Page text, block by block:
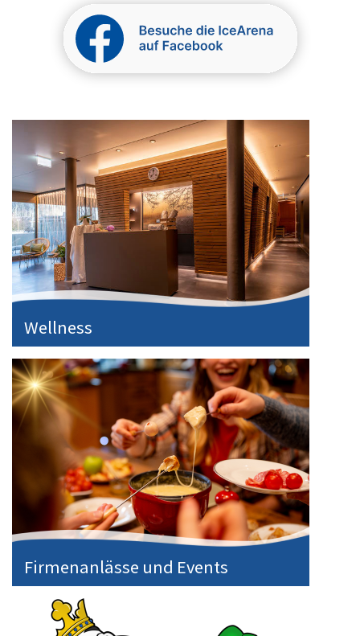
Wellness
Firmenanlässe und Events